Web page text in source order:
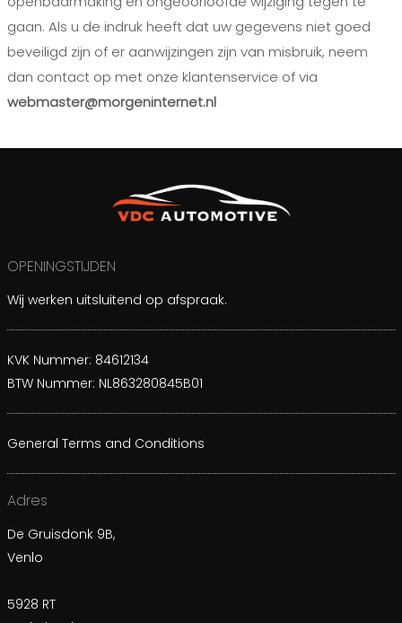
gaan. Als u de indruk heeft dat uw gegevens niet goed
beveiligd zijn of er aanwijzingen zijn van misbruik, neem
dan contact op met onze klantenservice of via
webmaster@morgeninternet.nl
OPENINGSTIJDEN
Wij werken uitsluitend op afspraak.
KVK Nummer: 84612134
BTW Nummer: NL863280845B01
General Terms and Conditions
Adres
De Gruisdonk 9B,
Venlo
5928 RT